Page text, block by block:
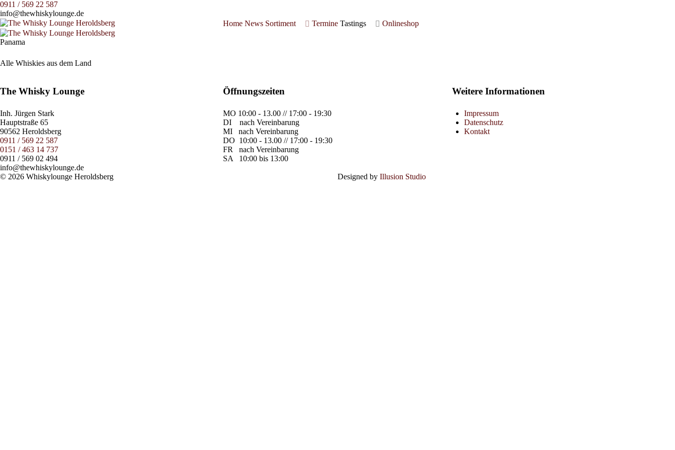
0911 / 569 22 587
info@thewhiskylounge.de
Home News Sortiment Termine Tastings Onlineshop
Panama
Alle Whiskies aus dem Land
The Whisky Lounge
Inh. Jürgen Stark
Hauptstraße 65
90562 Heroldsberg
0911 / 569 22 587
0151 / 463 14 737
0911 / 569 02 494
info@thewhiskylounge.de
Öffnungszeiten
MO 10:00 - 13.00 // 17:00 - 19:30
DI
nach Vereinbarung
MI
nach Vereinbarung
DO 10:00 - 13.00 // 17:00 - 19:30
FR
nach Vereinbarung
SA
10:00 bis 13:00
Weitere Informationen
Impressum
Datenschutz
Kontakt
© 2026 Whiskylounge Heroldsberg Designed by Illusion Studio